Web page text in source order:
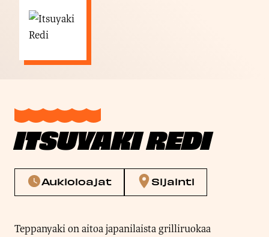
ITSUYAKI REDI
Aukioloajat Sijainti
Teppanyaki on aitoa japanilaista grilliruokaa